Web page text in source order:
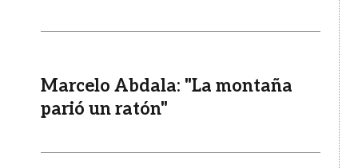
Marcelo Abdala: "La montaña
parió un ratón"